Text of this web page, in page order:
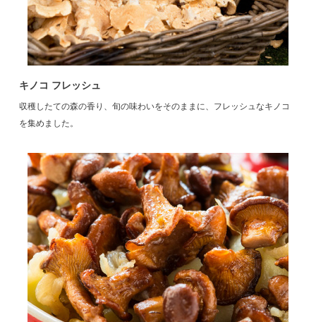
キノコ フレッシュ
収穫したての森の香り、旬の味わいをそのままに、フレッシュなキノコ
を集めました。